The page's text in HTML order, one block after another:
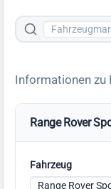
Informationen zu
Range Rover
Fahrzeug